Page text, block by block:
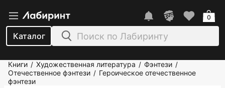
Каталог
0
Книги / Художественная литература / Фэнтези /
Отечественное фэнтези / Героическое отечественное
фэнтези